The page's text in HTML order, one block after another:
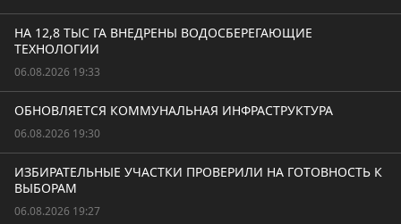
НА 12,8 ТЫС ГА ВНЕДРЕНЫ ВОДОСБЕРЕГАЮЩИЕ
ТЕХНОЛОГИИ
06.08.2026 19:33
ОБНОВЛЯЕТСЯ КОММУНАЛЬНАЯ ИНФРАСТРУКТУРА
06.08.2026 19:30
ИЗБИРАТЕЛЬНЫЕ УЧАСТКИ ПРОВЕРИЛИ НА ГОТОВНОСТЬ К
ВЫБОРАМ
06.08.2026 19:27